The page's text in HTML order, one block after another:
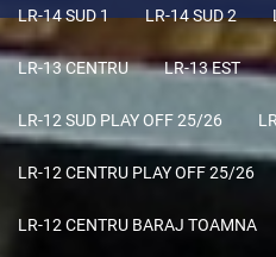
LR-14 SUD 1 LR-14 SUD 2
LR-13 CENTRU LR-13 EST
LR-12 SUD PLAY OFF 25/26
LR-12 CENTRU PLAY OFF 25/26
LR-12 CENTRU BARAJ TOAMNA